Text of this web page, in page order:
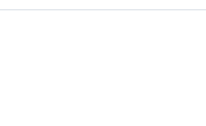
Era Oryginał/ replika